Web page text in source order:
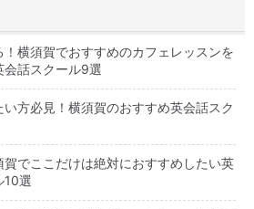
！横須賀でおすすめのカフェレッスンを
会話スクール9選
い方必見！横須賀のおすすめ英会話スク
賀でここだけは絶対におすすめしたい英
10選